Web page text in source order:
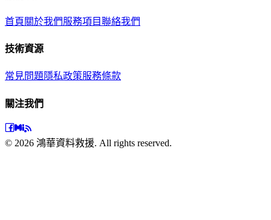
首頁 關於我們服務項目聯絡我們
技術資源
常見問題隱私政策服務條款
關注我們
© 2026 鴻華資料救援. All rights reserved.